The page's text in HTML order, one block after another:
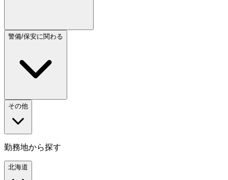
警備/保安に関わる
その他
勤務地から探す
北海道